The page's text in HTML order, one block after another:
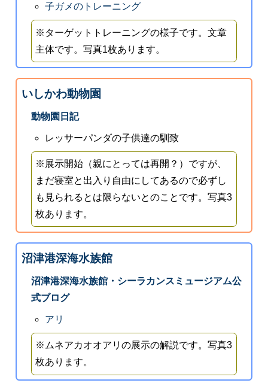
子ガメのトレーニング
※ターゲットトレーニングの様子です。文章
主体です。写真1枚あります。
いしかわ動物園
動物園日記
レッサーパンダの子供達の馴致
※展示開始（親にとっては再開？）ですが、
まだ寝室と出入り自由にしてあるので必ずし
も見られるとは限らないとのことです。写真3
枚あります。
沼津港深海水族館
沼津港深海水族館・シーラカンスミュージアム公
式ブログ
アリ
※ムネアカオオアリの展示の解説です。写真3
枚あります。